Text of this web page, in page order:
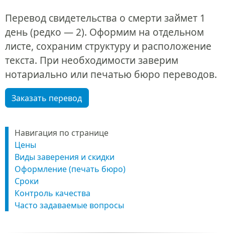
Перевод свидетельства о смерти займет 1
день (редко — 2). Оформим на отдельном
листе, сохраним структуру и расположение
текста. При необходимости заверим
нотариально или печатью бюро переводов.
Заказать перевод
Навигация по странице
Цены
Виды заверения и скидки
Оформление (печать бюро)
Сроки
Контроль качества
Часто задаваемые вопросы